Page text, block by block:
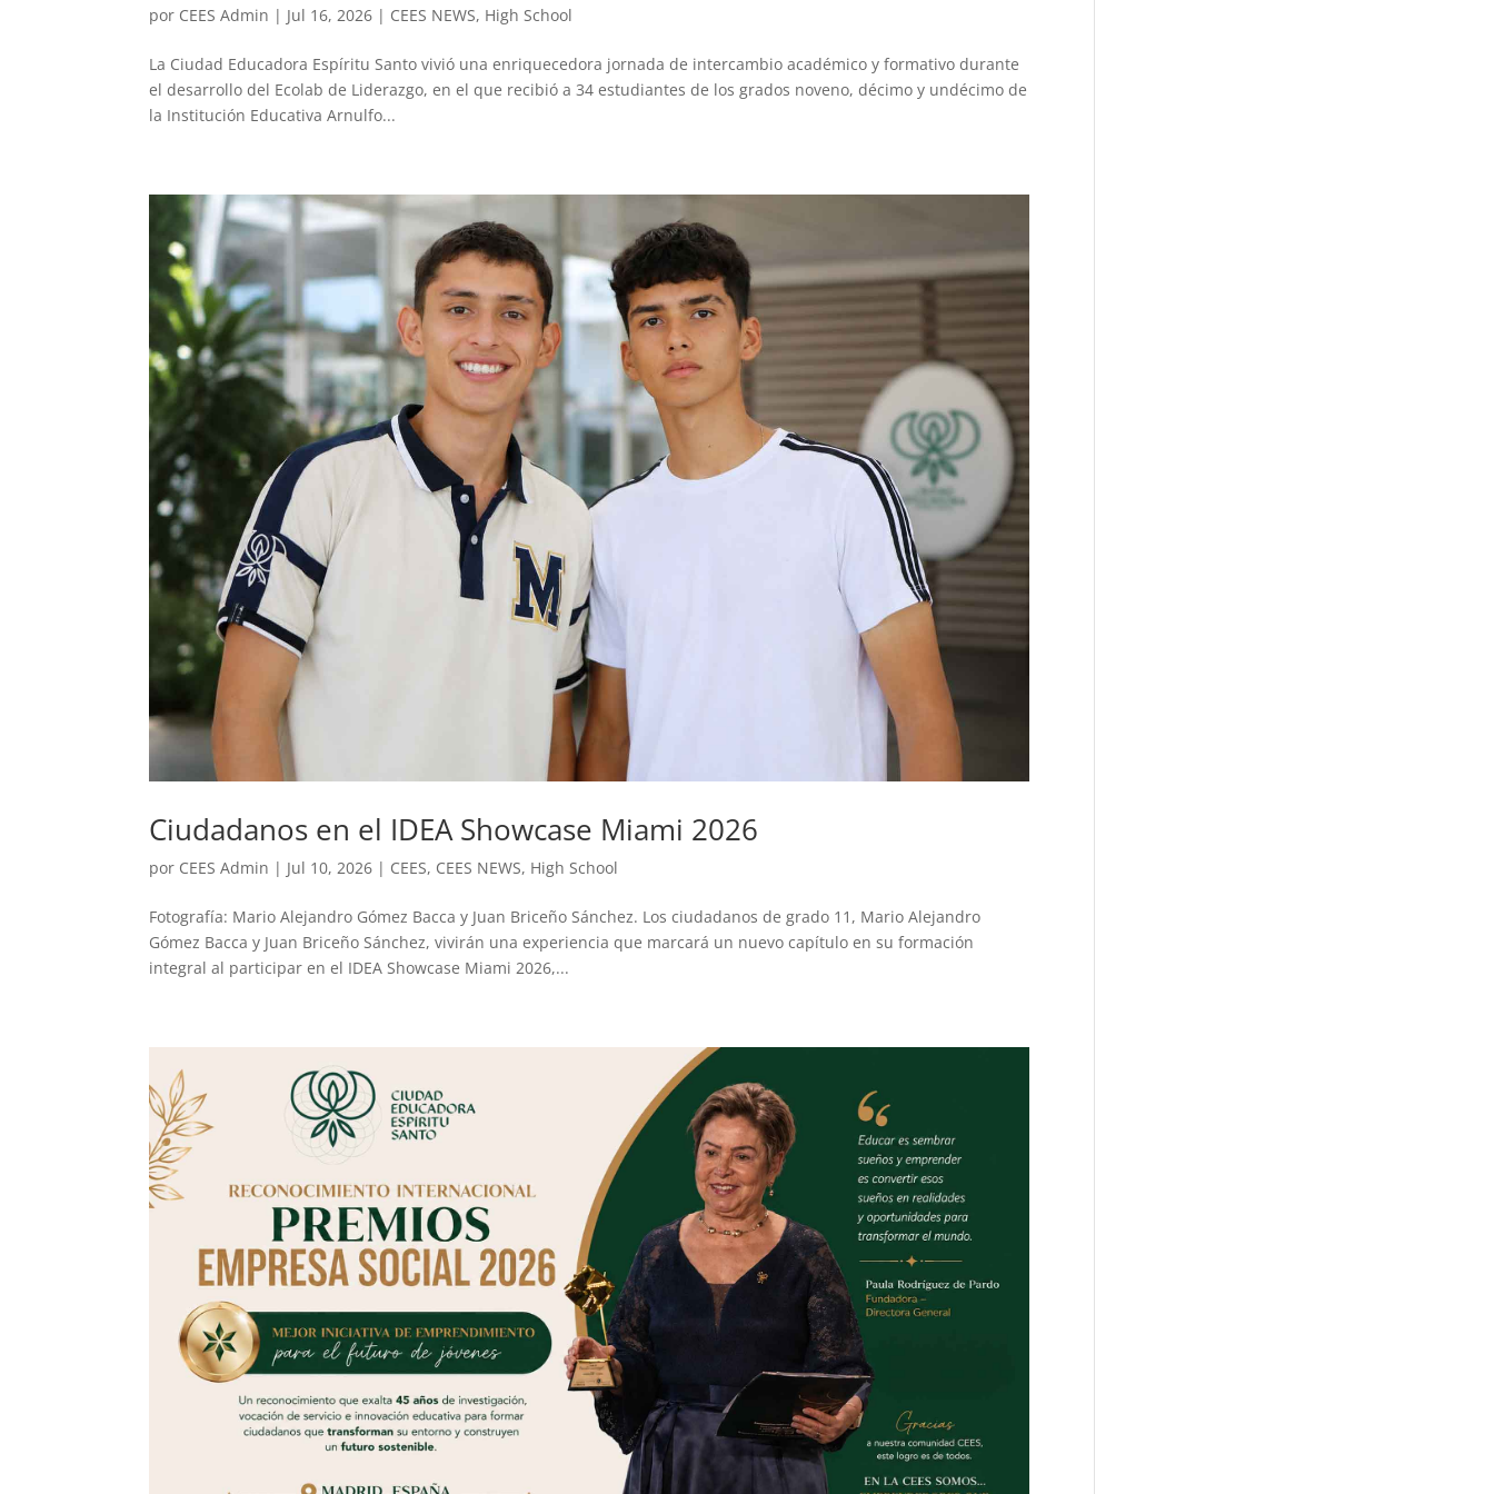
por CEES Admin | Jul 16, 2026 | CEES NEWS, High School
La Ciudad Educadora Espíritu Santo vivió una enriquecedora jornada de intercambio académico y formativo durante
el desarrollo del Ecolab de Liderazgo, en el que recibió a 34 estudiantes de los grados noveno, décimo y undécimo de
la Institución Educativa Arnulfo...
Ciudadanos en el IDEA Showcase Miami 2026
por CEES Admin | Jul 10, 2026 | CEES, CEES NEWS, High School
Fotografía: Mario Alejandro Gómez Bacca y Juan Briceño Sánchez. Los ciudadanos de grado 11, Mario Alejandro
Gómez Bacca y Juan Briceño Sánchez, vivirán una experiencia que marcará un nuevo capítulo en su formación
integral al participar en el IDEA Showcase Miami 2026,...